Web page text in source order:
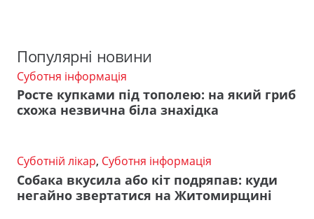
Популярні новини
Суботня інформація
Росте купками під тополею: на який гриб
схожа незвична біла знахідка
Суботній лікар, Суботня інформація
Собака вкусила або кіт подряпав: куди
негайно звертатися на Житомирщині